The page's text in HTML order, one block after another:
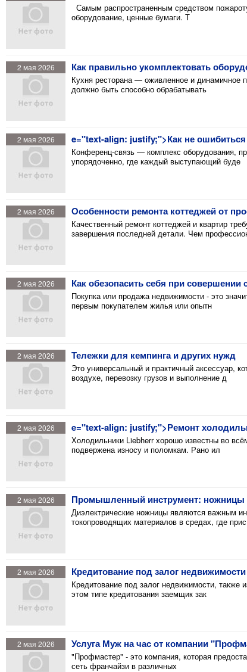
Самым распространенным средством
оборудование, ценные бумаги. Т
2 мая 2026 Как правильно укомплектовать
Кухня ресторана — оживленное и динамичное
должно быть способно обрабатывать
2 мая 2026 e="text-align: justify;">Как не
Конференц-связь — комплекс оборудования,
упорядоченно, где каждый выступающий буде
2 мая 2026 Особенности ремонта коттеджей от
Качественный ремонт коттеджей и квартир
завершения последней детали. Чем
2 мая 2026 Как обезопасить себя при
Покупка или продажа недвижимости - это
первым покупателем жилья или опытн
2 мая 2026 Тележки для кемпинга и других нужд
Это универсальный и практичный аксессуар,
воздухе, перевозку грузов и выполнение д
2 мая 2026 e="text-align: justify;">Ремонт
Холодильники Liebherr хорошо известны во
подвержена износу и поломкам. Рано ил
2 мая 2026 Промышленный инструмент: ножницы
Диэлектрические ножницы являются важным
токопроводящих материалов в средах, где прис
2 мая 2026 Кредитование под залог недвижимости
Кредитование под залог недвижимости, также
этом типе кредитования заемщик зак
2 мая 2026 Услуга Муж на час от компании
"Профмастер" - это компания, которая
сеть франчайзи в различных